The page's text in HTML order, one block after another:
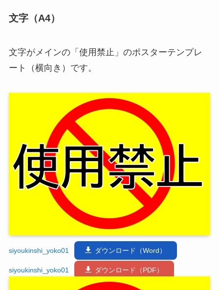
文字（A4）
文字がメインの「使用禁止」のポスターテンプレ
ート（横向き）です。
siyoukinshi_yoko01 ダウンロード（Word）
siyoukinshi_yoko01 ダウンロード（PDF）